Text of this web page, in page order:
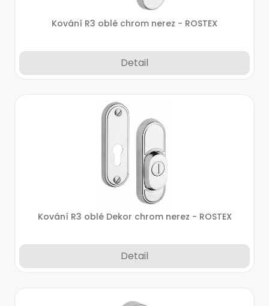
Kování R3 oblé chrom nerez - ROSTEX
Detail
Kování R3 oblé Dekor chrom nerez - ROSTEX
Detail